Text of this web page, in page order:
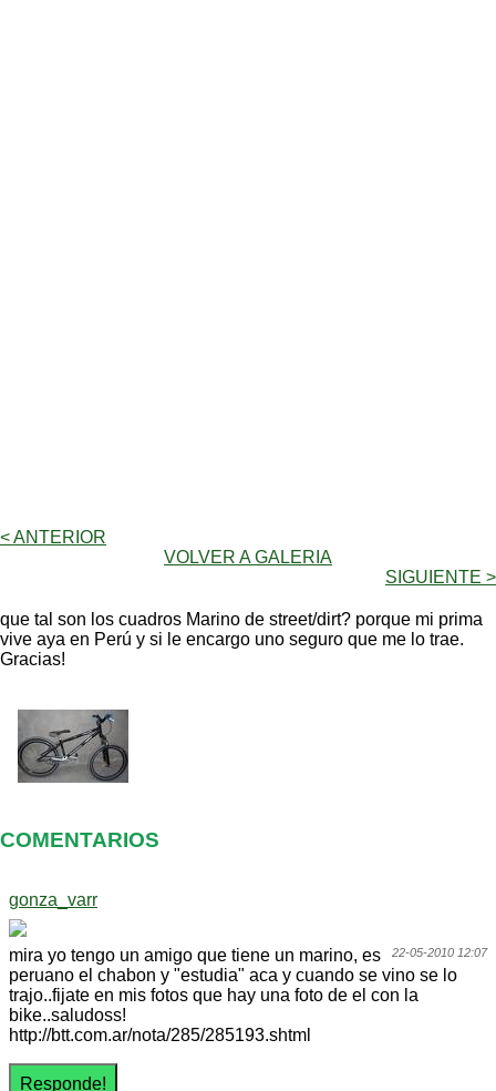
< ANTERIOR
VOLVER A GALERIA
SIGUIENTE >
que tal son los cuadros Marino de street/dirt? porque mi prima
vive aya en Perú y si le encargo uno seguro que me lo trae.
Gracias!
COMENTARIOS
gonza_varr
22-05-2010 12:07
mira yo tengo un amigo que tiene un marino, es
peruano el chabon y "estudia" aca y cuando se vino se lo
trajo..fijate en mis fotos que hay una foto de el con la
bike..saludoss!
http://btt.com.ar/nota/285/285193.shtml